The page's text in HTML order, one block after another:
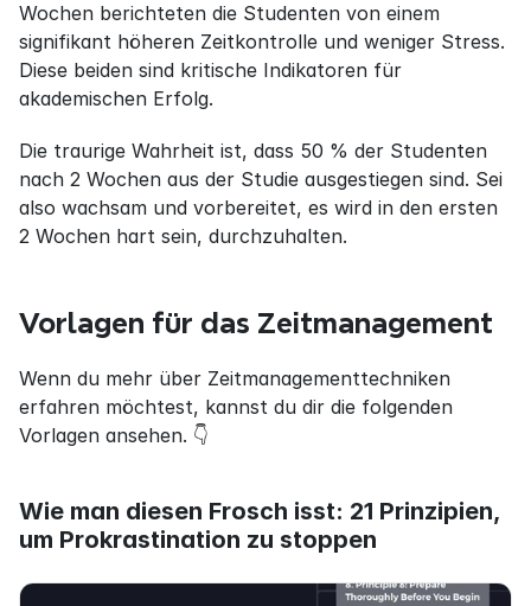
Wochen berichteten die Studenten von einem
signifikant höheren Zeitkontrolle und weniger Stress.
Diese beiden sind kritische Indikatoren für
akademischen Erfolg.
Die traurige Wahrheit ist, dass 50 % der Studenten
nach 2 Wochen aus der Studie ausgestiegen sind. Sei
also wachsam und vorbereitet, es wird in den ersten
2 Wochen hart sein, durchzuhalten.
Vorlagen für das Zeitmanagement
Wenn du mehr über Zeitmanagementtechniken
erfahren möchtest, kannst du dir die folgenden
Vorlagen ansehen. 👇
Wie man diesen Frosch isst: 21 Prinzipien,
um Prokrastination zu stoppen